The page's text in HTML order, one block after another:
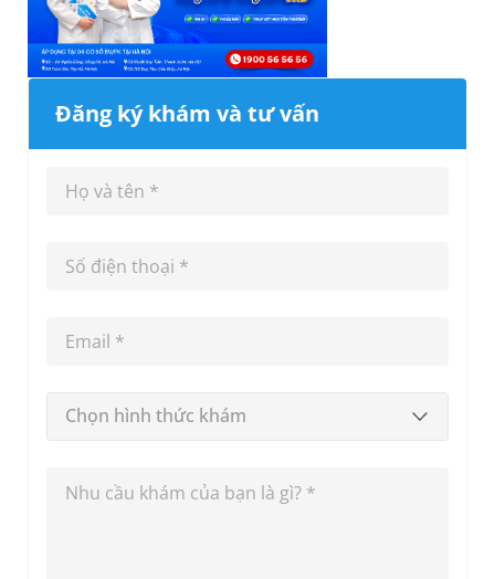
Đăng ký khám và tư vấn
Chọn hình thức khám